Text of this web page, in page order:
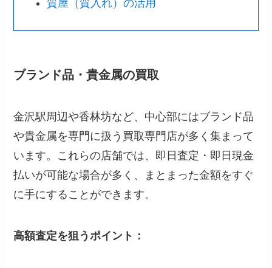
質屋（質入れ）の活用
ブランド品・貴金属の買取
金沢駅周辺や香林坊など、中心部にはブランド品
や貴金属を専門に扱う買取専門店が多く集まって
います。これらの店舗では、即日査定・即日現金
払いが可能な場合が多く、まとまった金額をすぐ
に手にすることができます。
高額査定を狙うポイント：